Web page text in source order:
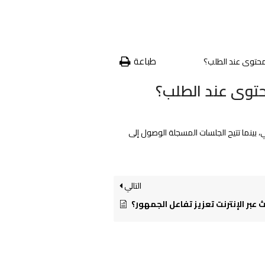
عند الطلب؟ طباعة
عند الطلب؟
تتيح الجلسات المسجلة الوصول إلى
التالي
الإنترنت تعزيز تفاعل الجمهور؟